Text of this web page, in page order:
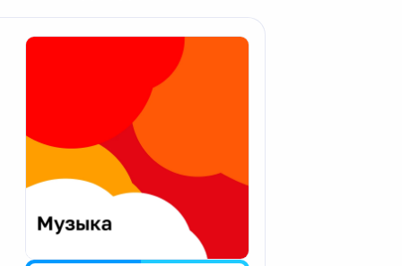
Апатиты
Екатеринбург
Калининград
Калуга